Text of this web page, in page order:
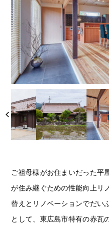
ご祖母様がお住まいだった平
が住み継ぐための性能向上リ
替えとリノベーションでだい
として、東広島市特有の赤瓦